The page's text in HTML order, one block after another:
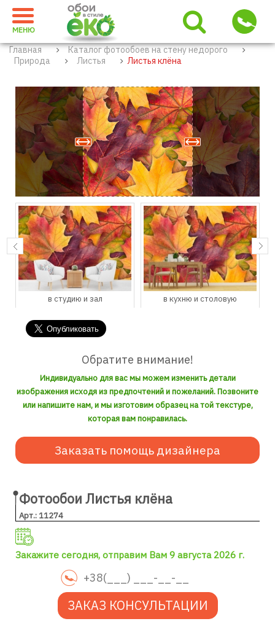
МЕНЮ
Главная
Каталог фотообоев на стену недорого
Природа
Листья Листья клёна
в студию и зал в кухню и столовую
Обратите внимание!
Индивидуально для вас мы можем изменить детали
изображения исходя из предпочтений и пожеланий. Позвоните
или напишите нам, и мы изготовим образец на той текстуре,
которая вам понравилась.
Заказать помощь дизайнера
Фотообои Листья клёна
Арт.: 11274
Закажите сегодня, отправим Вам 9 августа 2026 г.
ЗАКАЗ КОНСУЛЬТАЦИИ